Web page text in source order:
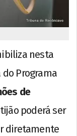
nesta
Programa
de
poderá ser
diretamente